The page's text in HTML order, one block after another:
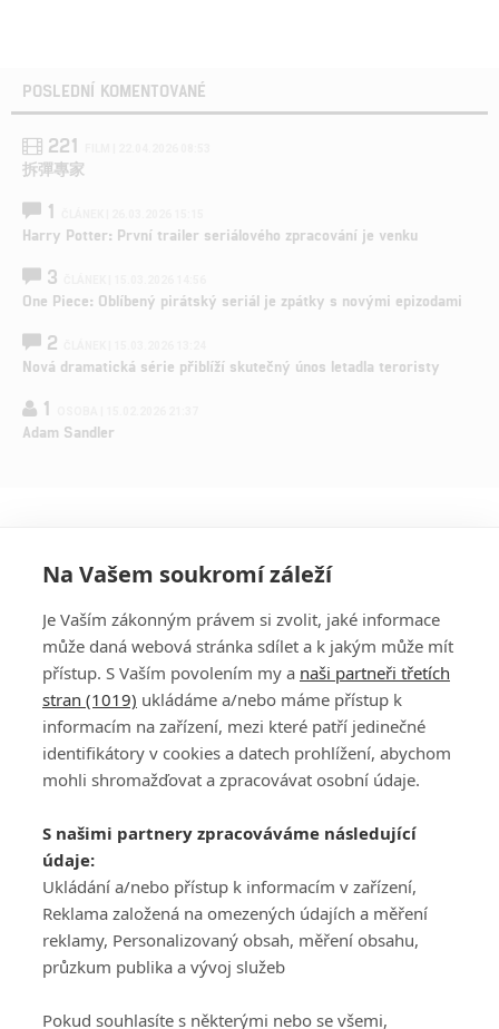
POSLEDNÍ KOMENTOVANÉ
221
拆彈專家
1
Harry Potter: První trailer seriálového zpracování je venku
3
One Piece: Oblíbený pirátský seriál je zpátky s novými epizodami
2
Nová dramatická série přiblíží skutečný únos letadla teroristy
1
Adam Sandler
PŘIHLÁSIT
REGISTROVAT
DISKUZE
Šéfredaktorkou webu jePetr Slavík, e-mailserialy@fandimefilmu.cz
Máte-li zájem o inzerci na našem webu napište nám na e-mail
studio@koncal.com
Ochrana osobních údajů|Zásady používání cookies |Pravidla webu
Upravit nastavení soukromí
Na Vašem soukromí záleží
Je Vaším zákonným právem si zvolit, jaké informace
může daná webová stránka sdílet a k jakým může mít
přístup. S Vaším povolením my a naši partneři třetích
stran (1019) ukládáme a/nebo máme přístup k
informacím na zařízení, mezi které patří jedinečné
identifikátory v cookies a datech prohlížení, abychom
mohli shromažďovat a zpracovávat osobní údaje.
S našimi partnery zpracováváme následující
údaje:
Ukládání a/nebo přístup k informacím v zařízení,
Reklama založená na omezených údajích a měření
reklamy, Personalizovaný obsah, měření obsahu,
průzkum publika a vývoj služeb
Pokud souhlasíte s některými nebo se všemi,